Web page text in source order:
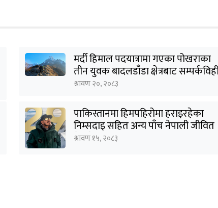
मर्दी हिमाल पदयात्रामा गएका पोखराका
तीन युवक बादलडाँडा क्षेत्रबाट
श्रावण २०, २०८३
पाकिस्तानमा हिमपहिरोमा हराइरहेका
निम्सदाइ सहित अन्य पाँच नेपाली जीवित
भेटिने आशा कमजोर, युक्तको शव
श्रावण १५, २०८३